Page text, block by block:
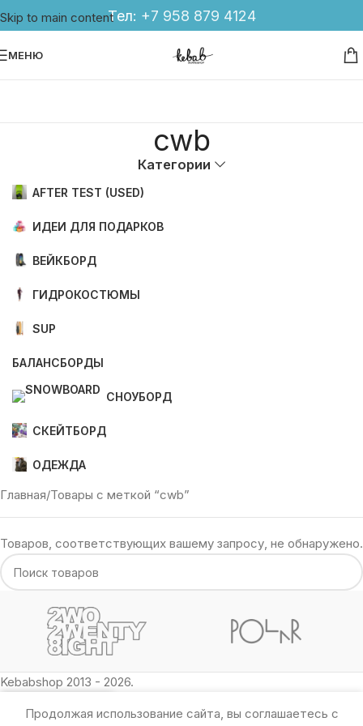
Skip to main contentТел: +7 958 879 4124
МЕНЮ
cwb
Категории
AFTER TEST (USED)
ИДЕИ ДЛЯ ПОДАРКОВ
ВЕЙКБОРД
ГИДРОКОСТЮМЫ
SUP
БАЛАНСБОРДЫ
СНОУБОРД
СКЕЙТБОРД
ОДЕЖДА
Главная Товары с меткой “cwb”
Товаров, соответствующих вашему запросу, не обнаружено.
Kebabshop 2013 - 2026.
Продолжая использование сайта, вы соглашаетесь с